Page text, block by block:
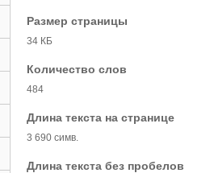
Размер страницы
34 КБ
Количество слов
484
Длина текста на странице
3 690 симв.
Длина текста без пробелов